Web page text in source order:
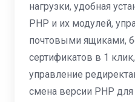
нагрузки, удобная
PHP и их модулей,
почтовыми ящиками,
сертификатов в 1
управление
смена версии PHP